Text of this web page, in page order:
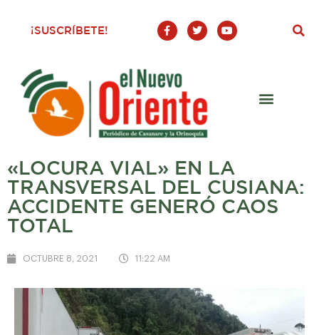
¡SUSCRÍBETE!
F
a
c
o
o
-
T
w
i
Y
o
u
«LOCURA VIAL» EN LA
TRANSVERSAL DEL CUSIANA:
ACCIDENTE GENERÓ CAOS
TOTAL
OCTUBRE 8, 2021 11:22 AM